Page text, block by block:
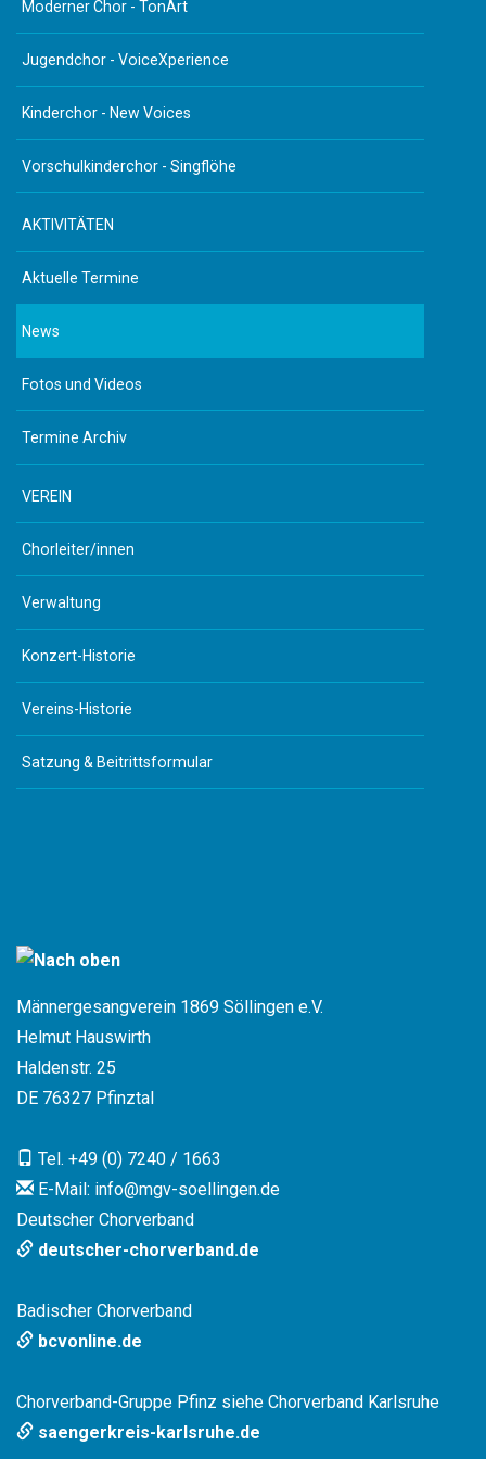
Moderner Chor - TonArt
Jugendchor - VoiceXperience
Kinderchor - New Voices
Vorschulkinderchor - Singflöhe
AKTIVITÄTEN
Aktuelle Termine
News
Fotos und Videos
Termine Archiv
VEREIN
Chorleiter/innen
Verwaltung
Konzert-Historie
Vereins-Historie
Satzung & Beitrittsformular
Männergesangverein 1869 Söllingen e.V.
Helmut Hauswirth
Haldenstr. 25
DE 76327 Pfinztal
Tel. +49 (0) 7240 / 1663
E-Mail: info@mgv-soellingen.de
Deutscher Chorverband
deutscher-chorverband.de
Badischer Chorverband
bcvonline.de
Chorverband-Gruppe Pfinz siehe Chorverband Karlsruhe
saengerkreis-karlsruhe.de